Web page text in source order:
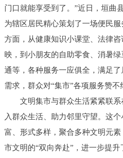
门口就能享受到了。”近日，垣曲
为辖区居民精心策划了一场便民
方面，从健康知识小课堂、法律
映，到小朋友的自助零食、消暑
通等，各种服务一应俱全，满足
需求，群众对“集市”各项服务赞不
文明集市与群众生活紧紧联系
入群众生活、助力邻里守望。这
富、形式多样，聚合多种文明元
市文明的“双向奔赴”，进一步提升